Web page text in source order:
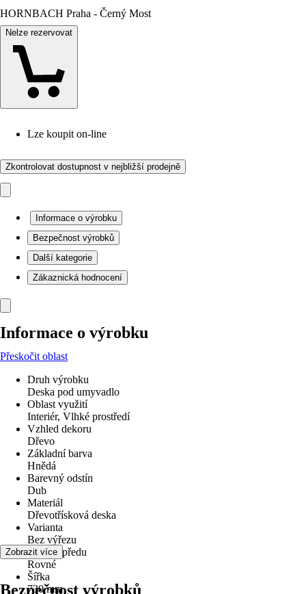
HORNBACH Praha - Černý Most
Nelze rezervovat
Lze koupit on-line
Zkontrolovat dostupnost v nejbližší prodejně
Informace o výrobku
Bezpečnost výrobků
Další kategorie
Zákaznická hodnocení
Informace o výrobku
Přeskočit oblast
Druh výrobku
Deska pod umyvadlo
Oblast využití
Interiér, Vlhké prostředí
Vzhled dekoru
Dřevo
Základní barva
Hnědá
Barevný odstín
Dub
Materiál
Dřevotřísková deska
Varianta
Bez výřezu
Hrana vpředu
Rovné
Šířka
730 mm
Zobrazit více
Bezpečnost výrobků